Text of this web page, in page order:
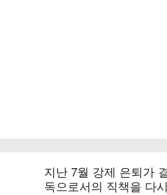
지난 7월 강제 은퇴가
독으로서의 직책을 다